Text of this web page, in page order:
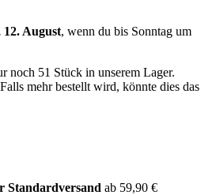
August, wenn du bis Sonntag um
noch 51 Stück in unserem Lager.
mehr bestellt wird, könnte dies das
Standardversand ab 59,90 €